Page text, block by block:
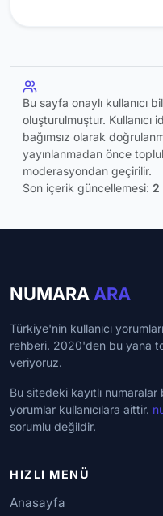
Bu sayfa onaylı kullanıcı
oluşturulmuştur. Kullanıcı
bağımsız olarak
yayınlanmadan önce
moderasyondan geçirilir.
Son içerik güncellemesi: 2
NUMARA ARA
Türkiye'nin kullanıcı
rehberi. 2020'den bu yana
veriyoruz.
Bu sitedeki kayıtlı
yorumlar kullanıcılara aittir.
sorumlu değildir.
HIZLI MENÜ
Anasayfa